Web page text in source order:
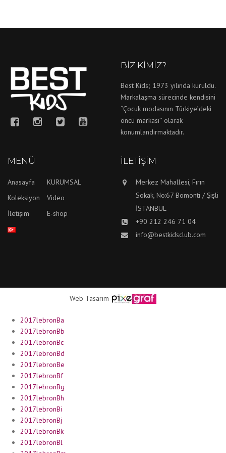
BIZ KIMIZ?
Best Kids; 1973 yılında kuruldu.
Markalaşma sürecinde kendisini
‘’Çocuk modasının Türkiye’deki
öncü markası’’ olarak
konumlandırmaktadır.
MENÜ
Anasayfa
KURUMSAL
Koleksiyon
Video
İletişim
E-shop
İLETIŞIM
Merkez Mahallesi, Fırın
Sokak, No:67 Bomonti / Şişli
İSTANBUL
+90 212 246 71 04
info@bestkidsclub.com
Web Tasarım
2017lebronBa
2017lebronBb
2017lebronBc
2017lebronBd
2017lebronBe
2017lebronBf
2017lebronBg
2017lebronBh
2017lebronBi
2017lebronBj
2017lebronBk
2017lebronBl